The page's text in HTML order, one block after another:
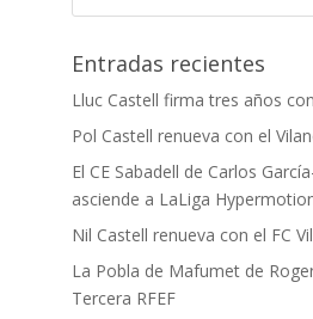
Entradas recientes
Lluc Castell firma tres años
Pol Castell renueva con el
El CE Sabadell de Carlos
asciende a LaLiga
Nil Castell renueva con el FC
La Pobla de Mafumet de
Tercera RFEF